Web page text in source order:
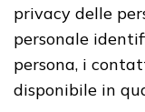
privacy delle
personale
persona, i
disponibile in